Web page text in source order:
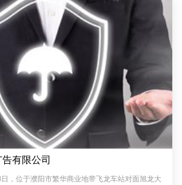
有限公司
，位于濮阳市繁华商业地带飞龙车站对面旭龙大